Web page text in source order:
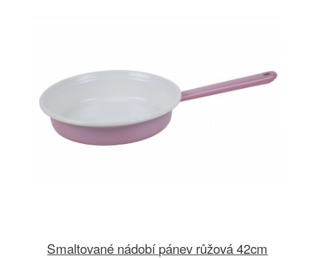
Smaltované nádobí pánev růžová 42cm